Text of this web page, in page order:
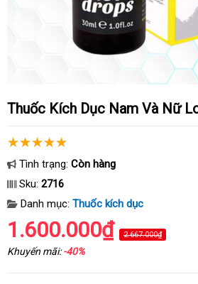
Thuốc Kích Dục Nam Và Nữ
Tình trạng: Còn hàng
Sku: 2716
Danh mục: Thuốc kích dục
1.600.000₫ 2.667.000₫
Khuyến mãi:-40%